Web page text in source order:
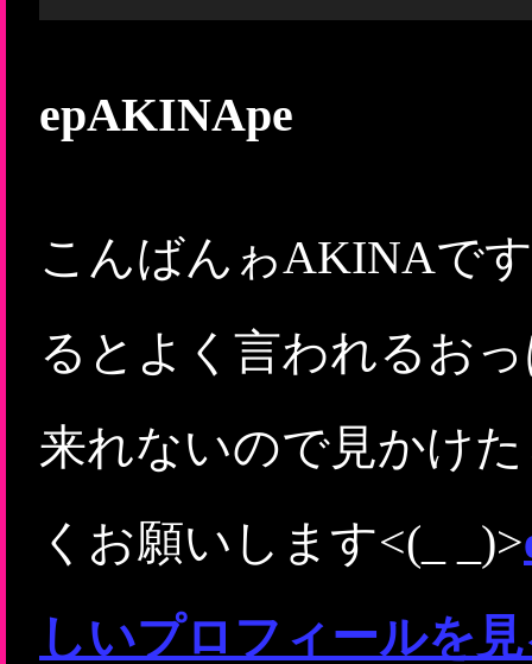
epAKINApe
こんばんゎAKINAで
るとよく言われるお
来れないので見かけ
くお願いします<(_ _)>
しいプロフィールを